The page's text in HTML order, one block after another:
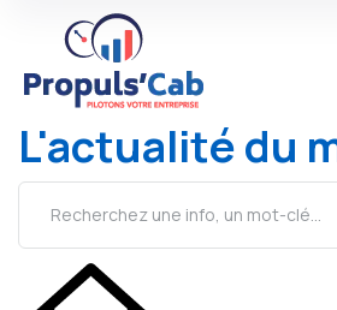
L'actualité du